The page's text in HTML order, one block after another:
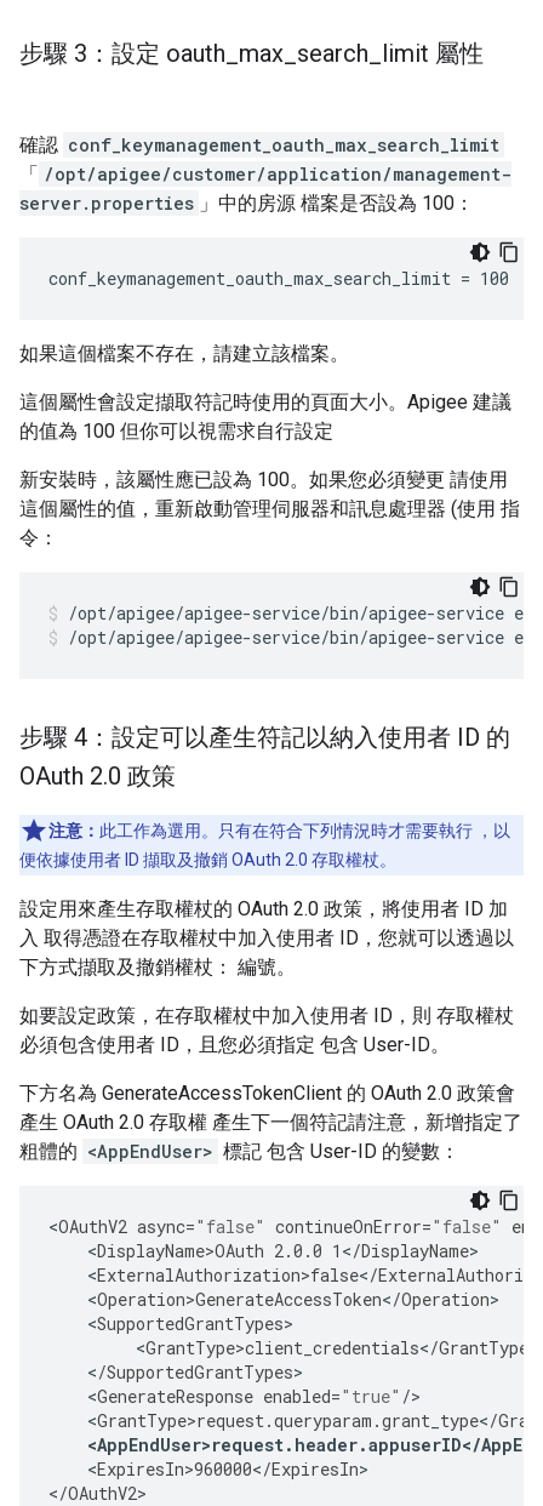
步驟 3：設定 oauth max search limit 屬性
確認 conf_keymanagement_oauth_max_search_limit
「 /opt/apigee/customer/application/management-
server.properties 」中的房源 檔案是否設為 100：
conf_keymanagement_oauth_max_search_limit = 100
如果這個檔案不存在，請建立該檔案。
這個屬性會設定擷取符記時使用的頁面大小。Apigee 建議
的值為 100 但你可以視需求自行設定
新安裝時，該屬性應已設為 100。如果您必須變更 請使用
這個屬性的值，重新啟動管理伺服器和訊息處理器 (使用 指
令：
/opt/apigee/apigee-service/bin/apigee-service
步驟 4：設定可以產生符記以納入使用者 ID 的
OAuth 2.0 政策
注意： 此工作為選用。只有在符合下列情況時才需要執行 ，以
便依據使用者 ID 擷取及撤銷 OAuth 2.0 存取權杖。
設定用來產生存取權杖的 OAuth 2.0 政策，將使用者 ID 加
入 取得憑證在存取權杖中加入使用者 ID，您就可以透過以
下方式擷取及撤銷權杖： 編號。
如要設定政策，在存取權杖中加入使用者 ID，則 存取權杖
必須包含使用者 ID，且您必須指定 包含 User-ID。
下方名為 GenerateAccessTokenClient 的 OAuth 2.0 政策會
產生 OAuth 2.0 存取權 產生下一個符記請注意，新增指定了
粗體的 <AppEndUser> 標記 包含 User-ID 的變數：
<OAuthV2 async="false" continueOnError="false"
<DisplayName>OAuth 2.0.0 1 </DisplayName
<ExternalAuthorization>false</
<Operation>GenerateAccessToken</Operation
<SupportedGrantTypes
<GrantType>client_credentials</GrantType
</SupportedGrantTypes
<GenerateResponse enabled="true" /
<GrantType>request.queryparam .grant_type</
<AppEndUser>request. header.appuserID</
<ExpiresIn>960000</ExpiresIn>
</OAuthV2>